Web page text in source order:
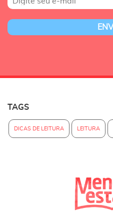
TAGS
DICAS DE LEITURA LEITURA